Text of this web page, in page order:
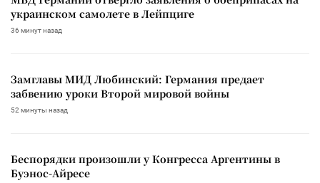
украинском самолете в Лейпциге
36 минут назад
Замглавы МИД Любинский: Германия предает
забвению уроки Второй мировой войны
52 минуты назад
Беспорядки произошли у Конгресса Аргентины в
Буэнос-Айресе